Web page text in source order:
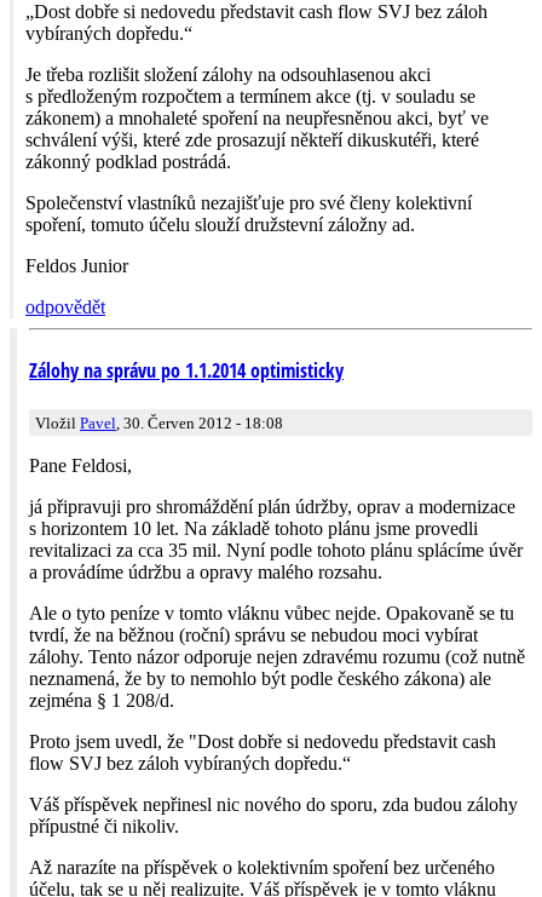
„Dost dobře si nedovedu představit cash flow SVJ bez záloh
vybíraných dopředu.“
Je třeba rozlišit složení zálohy na odsouhlasenou akci
s předloženým rozpočtem a termínem akce (tj. v souladu se
zákonem) a mnohaleté spoření na neupřesněnou akci, byť ve
schválení výši, které zde prosazují někteří dikuskutéři, které
zákonný podklad postrádá.
Společenství vlastníků nezajišťuje pro své členy kolektivní
spoření, tomuto účelu slouží družstevní záložny ad.
Feldos Junior
odpovědět
Zálohy na správu po 1.1.2014 optimisticky
Vložil Pavel , 30. Červen 2012 - 18:08
Pane Feldosi,
já připravuji pro shromáždění plán údržby, oprav a modernizace
s horizontem 10 let. Na základě tohoto plánu jsme provedli
revitalizaci za cca 35 mil. Nyní podle tohoto plánu splácíme úvěr
a provádíme údržbu a opravy malého rozsahu.
Ale o tyto peníze v tomto vláknu vůbec nejde. Opakovaně se tu
tvrdí, že na běžnou (roční) správu se nebudou moci vybírat
zálohy. Tento názor odporuje nejen zdravému rozumu (což nutně
neznamená, že by to nemohlo být podle českého zákona) ale
zejména § 1 208/d.
Proto jsem uvedl, že "Dost dobře si nedovedu představit cash
flow SVJ bez záloh vybíraných dopředu.“
Váš příspěvek nepřinesl nic nového do sporu, zda budou zálohy
přípustné či nikoliv.
Až narazíte na příspěvek o kolektivním spoření bez určeného
účelu, tak se u něj realizujte. Váš příspěvek je v tomto vláknu